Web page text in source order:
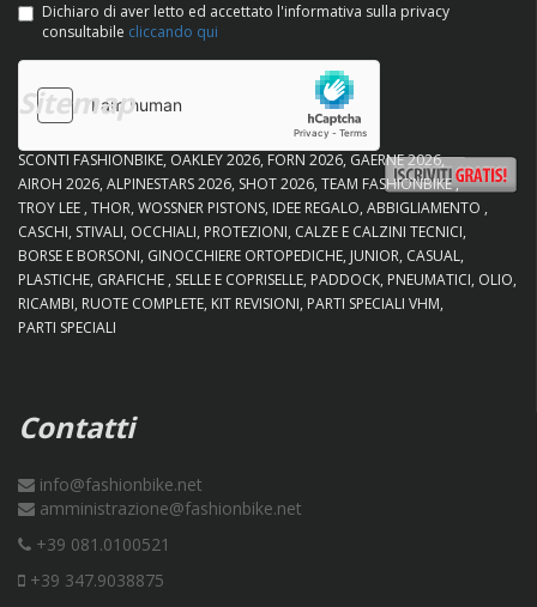
Dichiaro di aver letto ed accettato l'informativa sulla privacy
consultabile cliccando qui
Sitemap
SCONTI FASHIONBIKE OAKLEY 2026 FORN 2026 GAERNE 2026
AIROH 2026 ALPINESTARS 2026 SHOT 2026 TEAM FASHIONBIKE
TROY LEE THOR WOSSNER PISTONS IDEE REGALO ABBIGLIAMENTO
CASCHI STIVALI OCCHIALI PROTEZIONI CALZE E CALZINI TECNICI
BORSE E BORSONI GINOCCHIERE ORTOPEDICHE JUNIOR CASUAL
PLASTICHE GRAFICHE SELLE E COPRISELLE PADDOCK PNEUMATICI OLIO
RICAMBI RUOTE COMPLETE KIT REVISIONI PARTI SPECIALI VHM
PARTI SPECIALI
Contatti
info@fashionbike.net
amministrazione@fashionbike.net
+39 081.0100521
+39 347.9038875